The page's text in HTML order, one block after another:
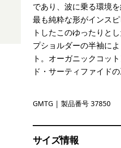
であり、波に乗る環境
最も純粋な形がインス
トしたこのゆったりと
プショルダーの半袖に
ト。オーガニックコッ
ド・サーティファイド
Gumtree Green
GMTG | 製品番号 37850
サイズ情報